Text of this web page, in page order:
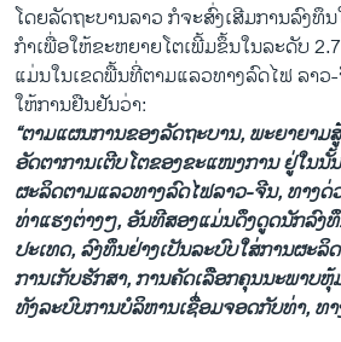
ໂດຍລັດຖະບານລາວ ກໍຈະສົ່ງເສີມການລົງທຶ
ກໍາເພື່ອໃຫ້ຂະຫຍາຍໂຕເພີ້ມຂຶ້ນໃນລະດັບ
ແມ່ນໃນເຂດພື້ນທີ່ຕາມແລວທາງລົດໄຟ ລາ
ໃຫ້ການຢືນຢັນວ່າ:
“ຕາມແຜນການຂອງລັດຖະບານ, ພະຍາຍາມ
ອັດຕາການເຕີບໂຕຂອງຂະແໜງການ ຢູ່ໃນນັ້
ຜະລິດຕາມແລວທາງລົດໄຟລາວ-ຈີນ, ທາງ
ທ່າແຮງຕ່າງໆ, ອັນທີສອງແມ່ນດຶງດູດນັກລົງ
ປະເທດ, ລົງທຶນຢ່າງເປັນລະບົບໃສ່ການຜະ
ການເກັບຮັກສາ, ການຄັດເລືອກຄຸນນະພາບ
ທັງລະບົບການບໍລິຫານເຊື່ອມຈອດກັບທ່າ, ທ